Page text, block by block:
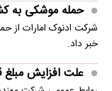
حمله موشکی به
شرکت ادنوک امارات از
خبر داد.
علت افزایش